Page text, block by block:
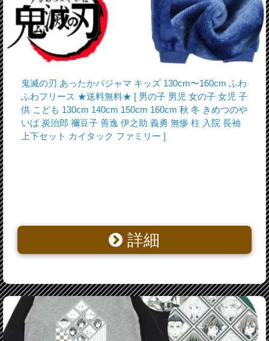
鬼滅の刃 あったかパジャマ キッズ 130cm〜160cm ふわ
ふわフリース ★送料無料★ [ 男の子 男児 女の子 女児 子
供 こども 130cm 140cm 150cm 160cm 秋 冬 きめつのや
いば 炭治郎 禰豆子 善逸 伊之助 義勇 無惨 柱 入院 長袖
上下セット カイタック ファミリー ]
詳細